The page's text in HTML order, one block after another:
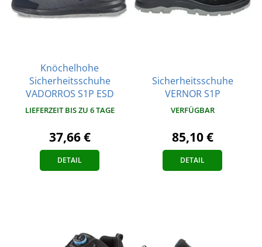
Knöchelhohe
Sicherheitsschuhe
VADORROS S1P ESD
LIEFERZEIT BIS ZU 6 TAGE
37,66 €
DETAIL
Sicherheitsschuhe
VERNOR S1P
VERFÜGBAR
85,10 €
DETAIL